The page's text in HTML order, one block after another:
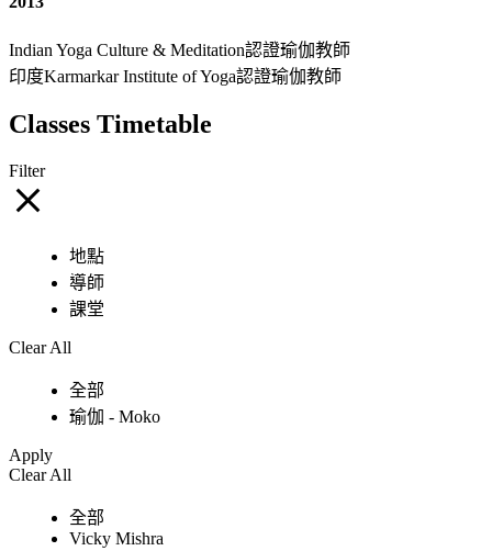
Indian Yoga Culture & Meditation認證瑜伽教師
印度Karmarkar Institute of Yoga認證瑜伽教師
Classes Timetable
Filter
地點
導師
課堂
Clear All
全部
瑜伽 - Moko
Apply
Clear All
全部
Vicky Mishra